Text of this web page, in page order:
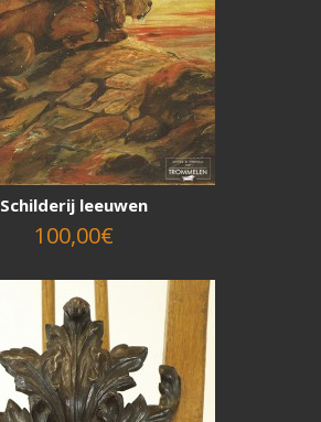
Schilderij leeuwen
100,00€